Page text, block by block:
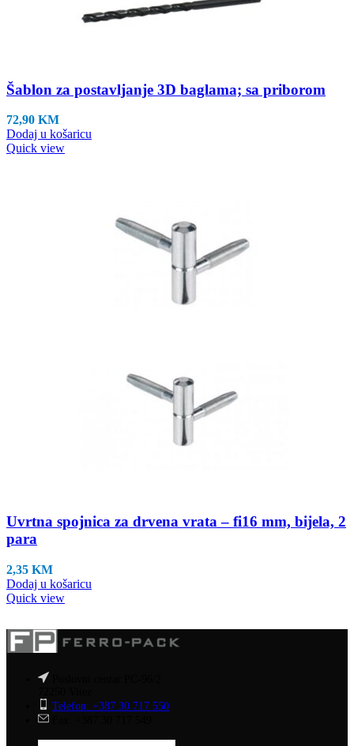
Šablon za postavljanje 3D baglama; sa priborom
72,90 KM
Dodaj u košaricu
Quick view
Uvrtna spojnica za drvena vrata – fi16 mm, bijela, 2
para
2,35 KM
Dodaj u košaricu
Quick view
Telefon: +387 30 717 550